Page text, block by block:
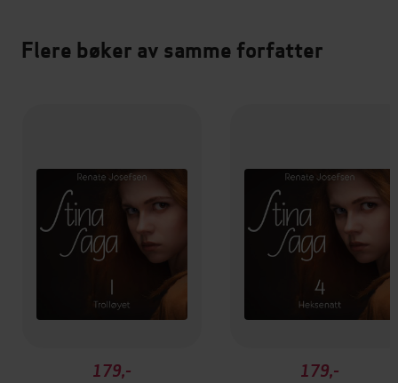
Flere bøker av samme forfatter
179,-
179,-